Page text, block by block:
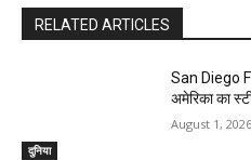
RELATED ARTICLES
दुनिया
San Diego
अमेरिका का
August 1, 2026